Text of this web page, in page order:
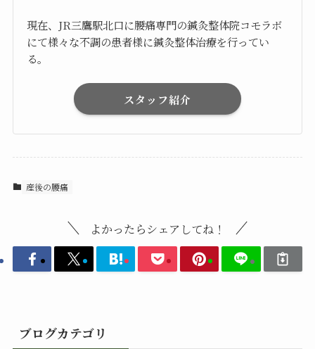
現在、JR三鷹駅北口に腰痛専門の鍼灸整体院コモラボ
にて様々な不調の患者様に鍼灸整体治療を行ってい
る。
スタッフ紹介
産後の腰痛
よかったらシェアしてね！
ブログカテゴリ